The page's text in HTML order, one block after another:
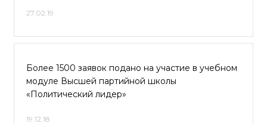
27.02.19
Более 1500 заявок подано на участие в учебном
модуле Высшей партийной школы
«Политический лидер»
19.12.18